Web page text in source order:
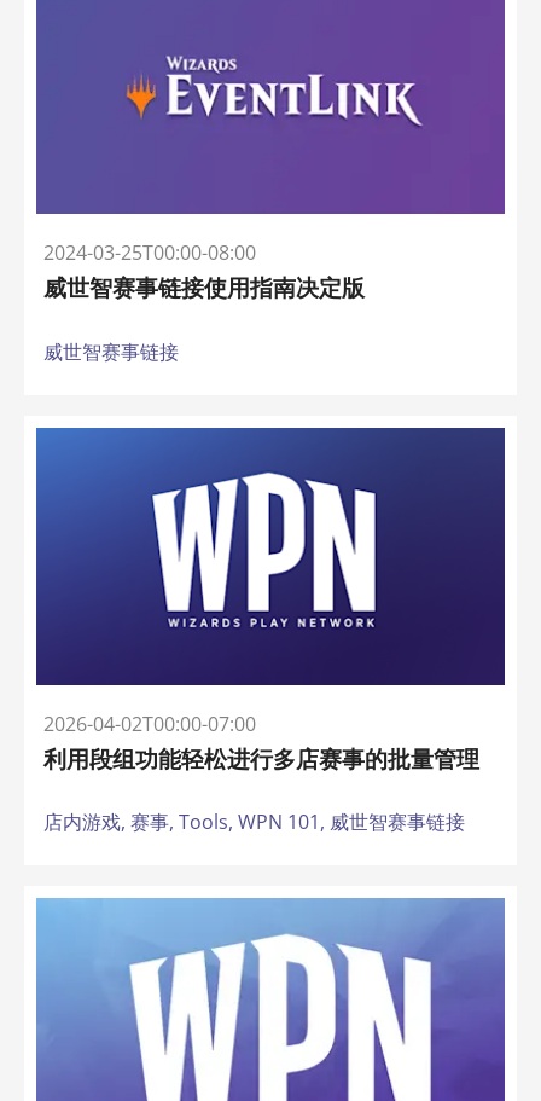
2024-03-25T00:00-08:00
威世智赛事链接使用指南决定版
威世智赛事链接
2026-04-02T00:00-07:00
利用段组功能轻松进行多店赛事的批量管理
店内游戏, 赛事, Tools, WPN 101, 威世智赛事链接